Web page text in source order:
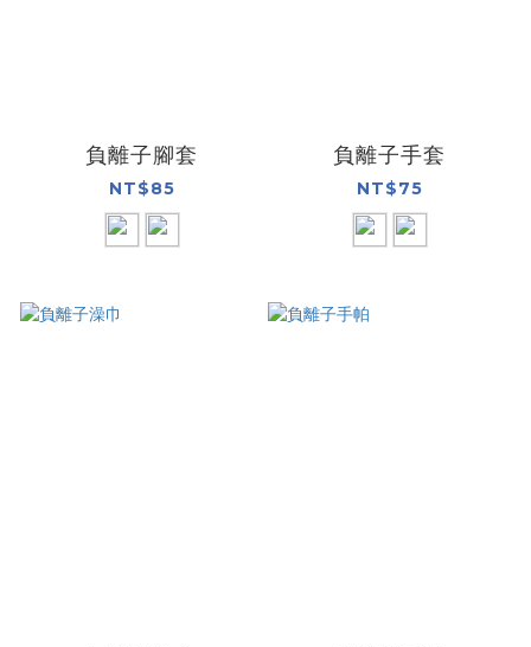
負離子腳套
NT$85
負離子手套
NT$75